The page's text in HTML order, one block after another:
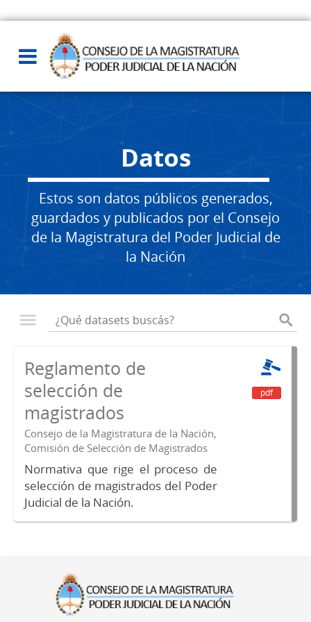
Datos
Estos son datos públicos generados,
guardados y publicados por el Consejo
de la Magistratura del Poder Judicial de
la Nación
Reglamento de
selección de
magistrados
Consejo de la Magistratura de la Nación,
Comisión de Selección de Magistrados
Normativa que rige el proceso de
selección de magistrados del Poder
Judicial de la Nación.
pdf